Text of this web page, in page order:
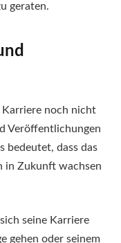
geraten.
Karriere noch nicht
Veröffentlichungen
bedeutet, dass das
in Zukunft wachsen
seine Karriere
gehen oder seinem